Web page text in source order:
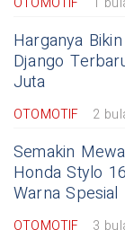
Harganya
Django
Juta
OTOMOTIF 2
Semakin
Honda Stylo
Warna Spesial
OTOMOTIF 3